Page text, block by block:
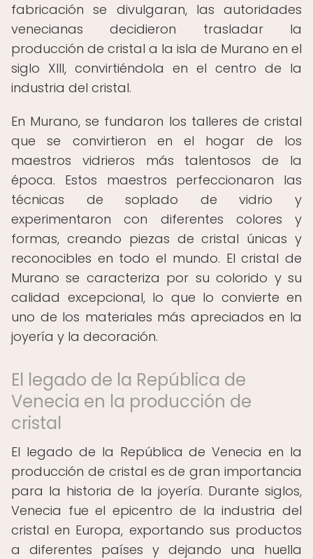
fabricación se divulgaran, las autoridades
venecianas decidieron trasladar la
producción de cristal a la isla de Murano en el
siglo XIII, convirtiéndola en el centro de la
industria del cristal.
En Murano, se fundaron los talleres de cristal
que se convirtieron en el hogar de los
maestros vidrieros más talentosos de la
época. Estos maestros perfeccionaron las
técnicas de soplado de vidrio y
experimentaron con diferentes colores y
formas, creando piezas de cristal únicas y
reconocibles en todo el mundo. El cristal de
Murano se caracteriza por su colorido y su
calidad excepcional, lo que lo convierte en
uno de los materiales más apreciados en la
joyería y la decoración.
El legado de la República de
Venecia en la producción de
cristal
El legado de la República de Venecia en la
producción de cristal es de gran importancia
para la historia de la joyería. Durante siglos,
Venecia fue el epicentro de la industria del
cristal en Europa, exportando sus productos
a diferentes países y dejando una huella